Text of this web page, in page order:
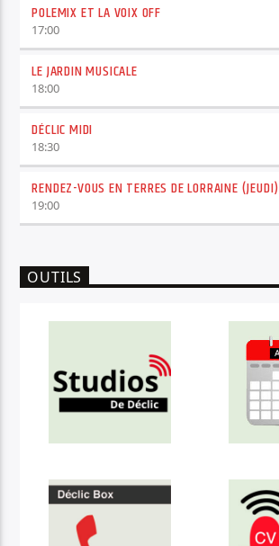
POLEMIX ET LA VOIX OFF
17:00
LE JARDIN MUSICALE
18:00
DÉCLIC MIDI
18:30
RENDEZ-VOUS EN TERRES DE LORRAINE (JEUDI)
19:00
OUTILS